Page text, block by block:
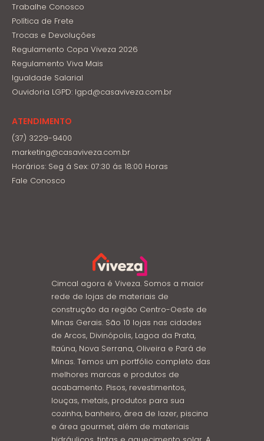
Trabalhe Conosco
Política de Frete
Trocas e Devoluções
Regulamento Copa Viveza 2026
Regulamento Viva Mais
Igualdade Salarial
Ouvidoria LGPD: lgpd@casaviveza.com.br
ATENDIMENTO
(37) 3229-9400
marketing@casaviveza.com.br
Horários: Seg á Sex: 07:30 ás 18:00 Horas
Fale Conosco
Cimcal agora é Viveza. Somos a maior
rede de lojas de materiais de
construção da região Centro-Oeste de
Minas Gerais. São 10 lojas nas cidades
de Arcos, Divinópolis, Lagoa da Prata,
Itaúna, Nova Serrana, Oliveira e Pará de
Minas. Temos um portfólio completo das
melhores marcas e produtos de
acabamento. Pisos, revestimentos,
louças, metais, produtos para sua
cozinha, banheiro, área de lazer, piscina
e área gourmet, além de materiais